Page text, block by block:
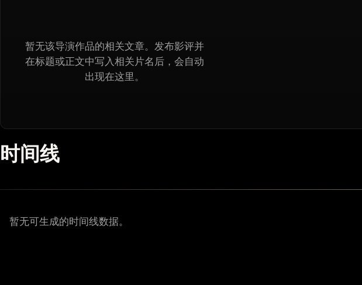
暂无该导演作品的相关文章。发布影评并
在标题或正文中写入相关片名后，会自动
出现在这里。
时间线
暂无可生成的时间线数据。